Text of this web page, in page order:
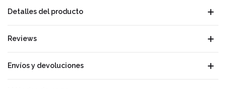
Detalles del producto
Reviews
Envíos y devoluciones